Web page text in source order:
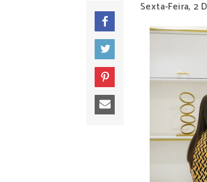
Sexta-Feira, 2